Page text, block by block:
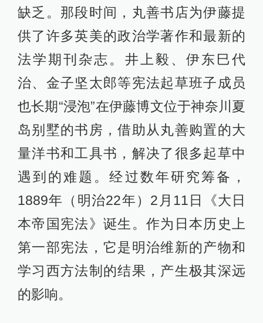
缺乏。那段时间，丸善书店为伊藤提
供了许多英美的政治学著作和最新的
法学期刊杂志。井上毅、伊东巳代
治、金子坚太郎等宪法起草班子成员
也长期“浸泡”在伊藤博文位于神奈川夏
岛别墅的书房，借助从丸善购置的大
量洋书和工具书，解决了很多起草中
遇到的难题。经过数年研究筹备，
1889年（明治22年）2月11日《大日
本帝国宪法》诞生。作为日本历史上
第一部宪法，它是明治维新的产物和
学习西方法制的结果，产生极其深远
的影响。